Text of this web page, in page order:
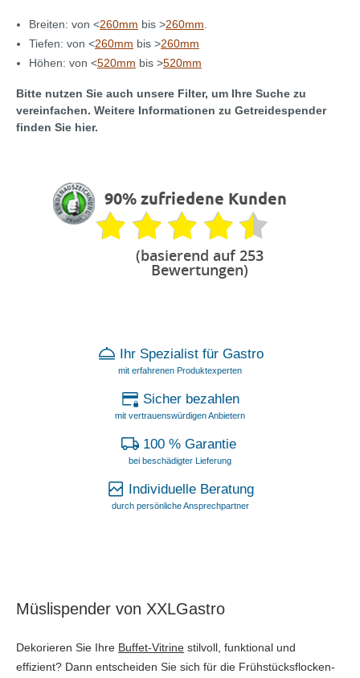
Breiten: von <260mm bis >260mm
Tiefen: von <260mm bis >260mm
Höhen: von <520mm bis >520mm
Bitte nutzen Sie auch unsere Filter, um Ihre Suche zu
vereinfachen. Weitere Informationen zu Getreidespender
finden Sie hier.
90% zufriedene Kunden
(basierend auf 253
Bewertungen)
Ihr Spezialist für Gastro
mit erfahrenen Produktexperten
Sicher bezahlen
mit vertrauenswürdigen Anbietern
100 % Garantie
bei beschädigter Lieferung
Individuelle Beratung
durch persönliche Ansprechpartner
Müslispender von XXLGastro
Dekorieren Sie Ihre Buffet-Vitrine stilvoll, funktional und
effizient? Dann entscheiden Sie sich für die Frühstücksflocken-